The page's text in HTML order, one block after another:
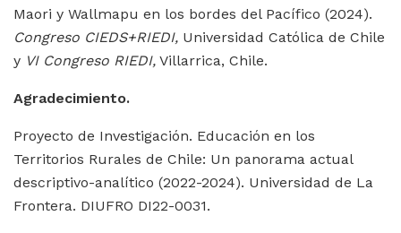
Maori y Wallmapu en los bordes del Pacífico (2024).
Congreso CIEDS+RIEDI, Universidad Católica de Chile
y VI Congreso RIEDI, Villarrica, Chile.
Agradecimiento.
Proyecto de Investigación. Educación en los
Territorios Rurales de Chile: Un panorama actual
descriptivo-analítico (2022-2024). Universidad de La
Frontera. DIUFRO DI22-0031.